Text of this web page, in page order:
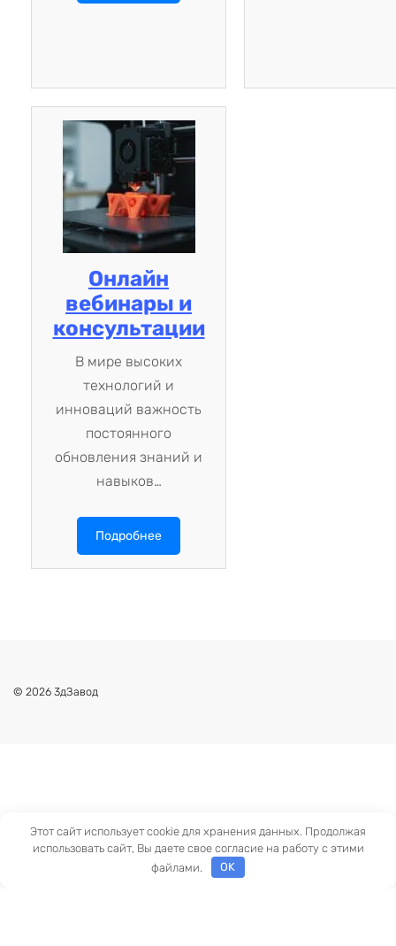
Онлайн
вебинары и
консультации
В мире высоких
технологий и
инноваций важность
постоянного
обновления знаний и
навыков…
Подробнее
© 2026 3дЗавод
Этот сайт использует cookie для хранения данных. Продолжая
использовать сайт, Вы даете свое согласие на работу с этими
файлами.
OK